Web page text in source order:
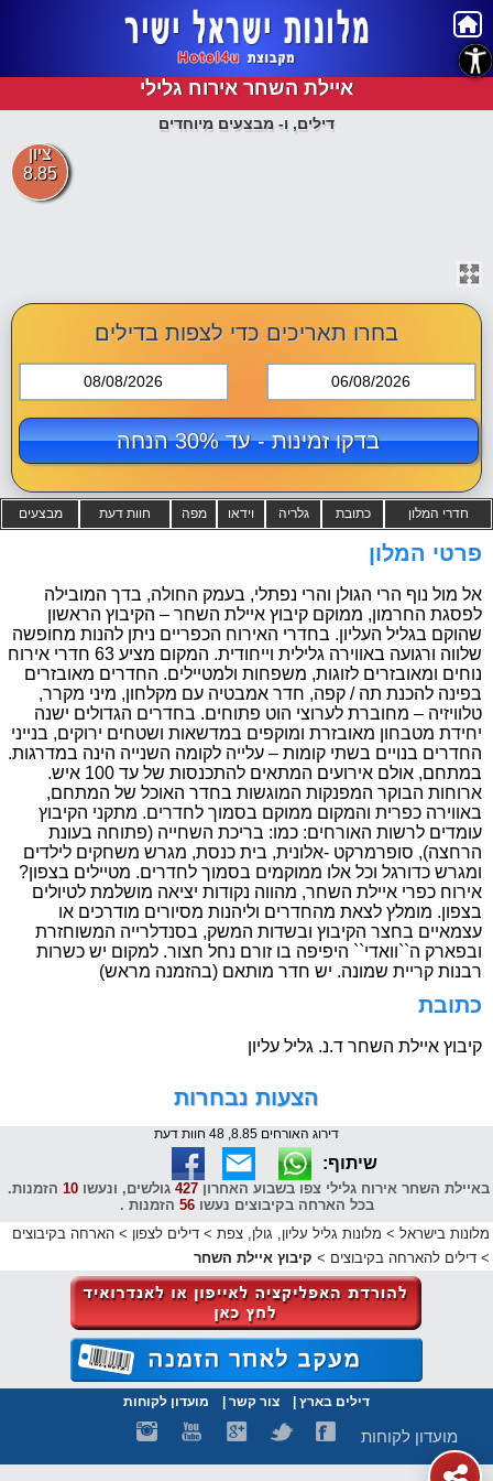
איילת השחר אירוח גלילי
דילים, ו- מבצעים מיוחדים
ציון
8.85
בחרו תאריכים כדי לצפות בדילים
08/08/2026 06/08/2026
בדקו זמינות - עד 30% הנחה
מבצעים חוות דעת מפה וידאו גלריה כתובת חדרי המלון
פרטי המלון
אל מול נוף הרי הגולן והרי נפתלי, בעמק החולה, בדך המובילה
לפסגת החרמון, ממוקם קיבוץ איילת השחר – הקיבוץ הראשון
שהוקם בגליל העליון. בחדרי האירוח הכפריים ניתן להנות מחופשה
שלווה ורגועה באווירה גלילית וייחודית. המקום מציע 63 חדרי אירוח
נוחים ומאובזרים לזוגות, משפחות ולמטיילים. החדרים מאובזרים
בפינה להכנת תה / קפה, חדר אמבטיה עם מקלחון, מיני מקרר,
טלוויזיה – מחוברת לערוצי הוט פתוחים. בחדרים הגדולים ישנה
יחידת מטבחון מאובזרת ומוקפים במדשאות ושטחים ירוקים, בנייני
החדרים בנויים בשתי קומות – עלייה לקומה השנייה הינה במדרגות.
במתחם, אולם אירועים המתאים להתכנסות של עד 100 איש.
ארוחות הבוקר המפנקות המוגשות בחדר האוכל של המתחם,
באווירה כפרית והמקום ממוקם בסמוך לחדרים. מתקני הקיבוץ
עומדים לרשות האורחים: כמו: בריכת השחייה (פתוחה בעונת
הרחצה), סופרמרקט -אלונית, בית כנסת, מגרש משחקים לילדים
ומגרש כדורגל וכל אלו ממוקמים בסמוך לחדרים. מטיילים בצפון?
אירוח כפרי איילת השחר, מהווה נקודות יציאה מושלמת לטיולים
בצפון. מומלץ לצאת מהחדרים וליהנות מסיורים מודרכים או
עצמאיים בחצר הקיבוץ ובשדות המשק, בסנדלרייה המשוחזרת
ובפארק ה``וואדי`` היפיפה בו זורם נחל חצור. למקום יש כשרות
רבנות קריית שמונה. יש חדר מותאם (בהזמנה מראש)
כתובת
קיבוץ איילת השחר ד.נ. גליל עליון
הצעות נבחרות
דירוג האורחים 8.85, 48 חוות דעת
שיתוף:
באיילת השחר אירוח גלילי צפו בשבוע האחרון 427 גולשים, ונעשו 10 הזמנות.
בכל הארחה בקיבוצים נעשו56 הזמנות .
מלונות בישראל > מלונות גליל עליון, גולן, צפת > דילים לצפון > הארחה בקיבוצים
> דילים להארחה בקיבוצים > קיבוץ איילת השחר
דילים בארץ צור קשר מועדון לקוחות
מועדון לקוחות
נגישות